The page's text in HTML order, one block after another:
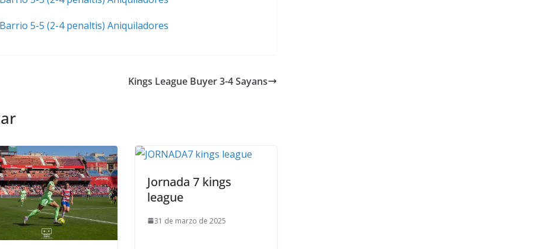
Kings League Buyer 3-4 Sayans
Jornada 7 kings
league
31 de marzo de 2025